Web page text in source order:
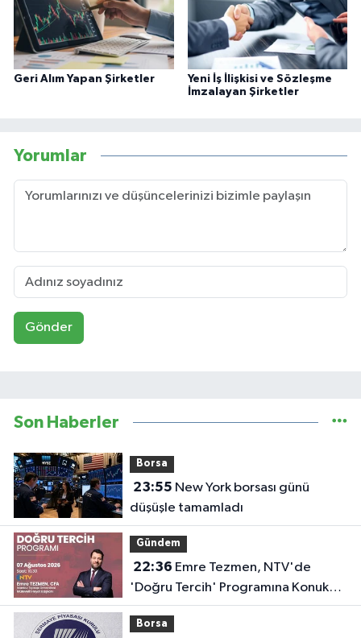
Geri Alım Yapan Şirketler
Yeni İş İlişkisi ve Sözleşme
İmzalayan Şirketler
Yorumlar
Gönder
Son Haberler
Borsa
23:55
düşüşle tamamladı
Gündem
22:36
'Doğru Tercih' Programına Konuk
Olacak
Borsa